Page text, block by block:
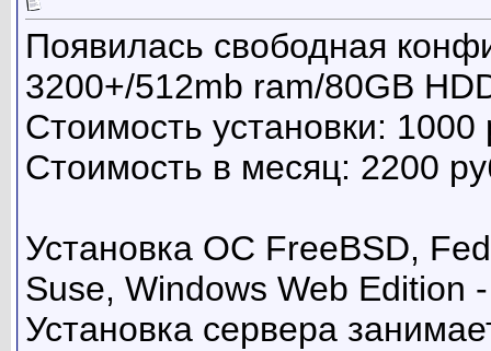
Появилась свободная
3200+/512mb ram/80GB
Стоимость установки: 1000
Стоимость в месяц: 2200
Установка ОС FreeBSD,
Suse, Windows Web Edition
Установка сервера